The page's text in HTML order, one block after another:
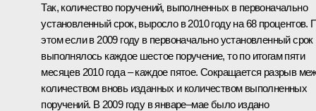
Так, количество поручений, выполненных в первоначально
установленный срок, выросло в 2010 году на 68 процентов.
этом если в 2009 году в первоначально установленный срок
выполнялось каждое шестое поручение, то по итогам пяти
месяцев 2010 года – каждое пятое. Сокращается разрыв
количеством вновь изданных и количеством выполненных
поручений. В 2009 году в январе–мае было издано